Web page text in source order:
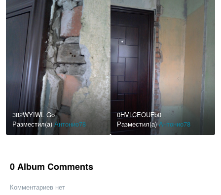
382WYIWL Go
Разместил(а) Антонио78
0HVLCEOUFb0
Разместил(а)Антонио78
0 Album Comments
Комментариев нет